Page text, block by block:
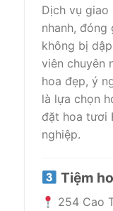
Dịch vụ giao
nhanh, đóng
không bị
viên chuyên
hoa đẹp, ý
là lựa chọn
đặt hoa tươi
nghiệp.
Tiệm
254 Cao